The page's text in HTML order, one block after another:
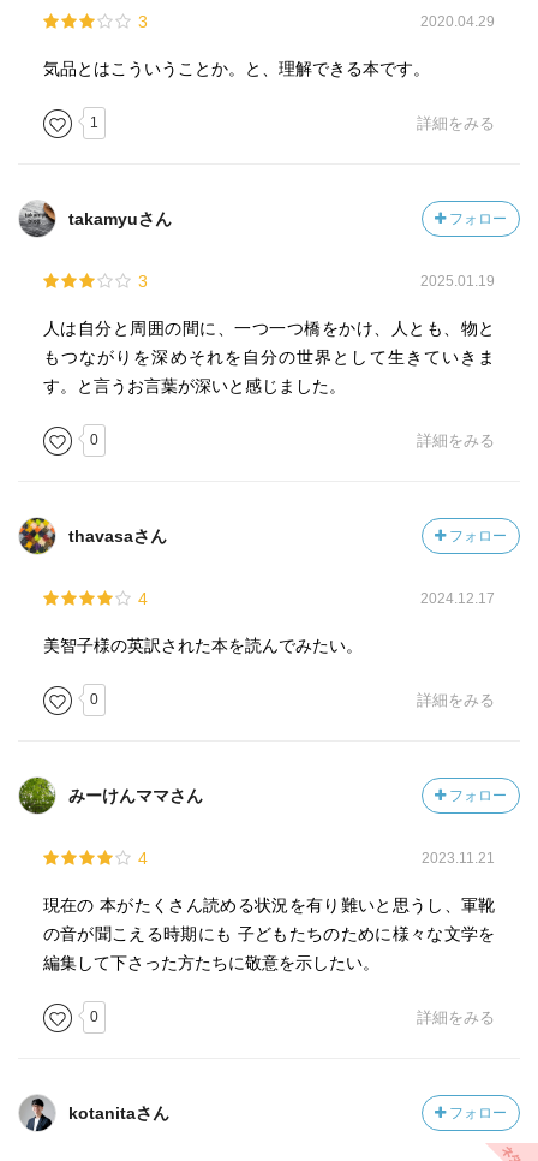
3 2020.04.29
気品とはこういうことか。と、理解できる本です。
1 詳細をみる
takamyuさん フォロー
3 2025.01.19
人は自分と周囲の間に、一つ一つ橋をかけ、人とも、物と
もつながりを深めそれを自分の世界として生きていきま
す。と言うお言葉が深いと感じました。
0 詳細をみる
thavasaさん フォロー
4 2024.12.17
美智子様の英訳された本を読んでみたい。
0 詳細をみる
みーけんママさん フォロー
4 2023.11.21
現在の 本がたくさん読める状況を有り難いと思うし、軍靴
の音が聞こえる時期にも 子どもたちのために様々な文学を
編集して下さった方たちに敬意を示したい。
0 詳細をみる
kotanitaさん フォロー